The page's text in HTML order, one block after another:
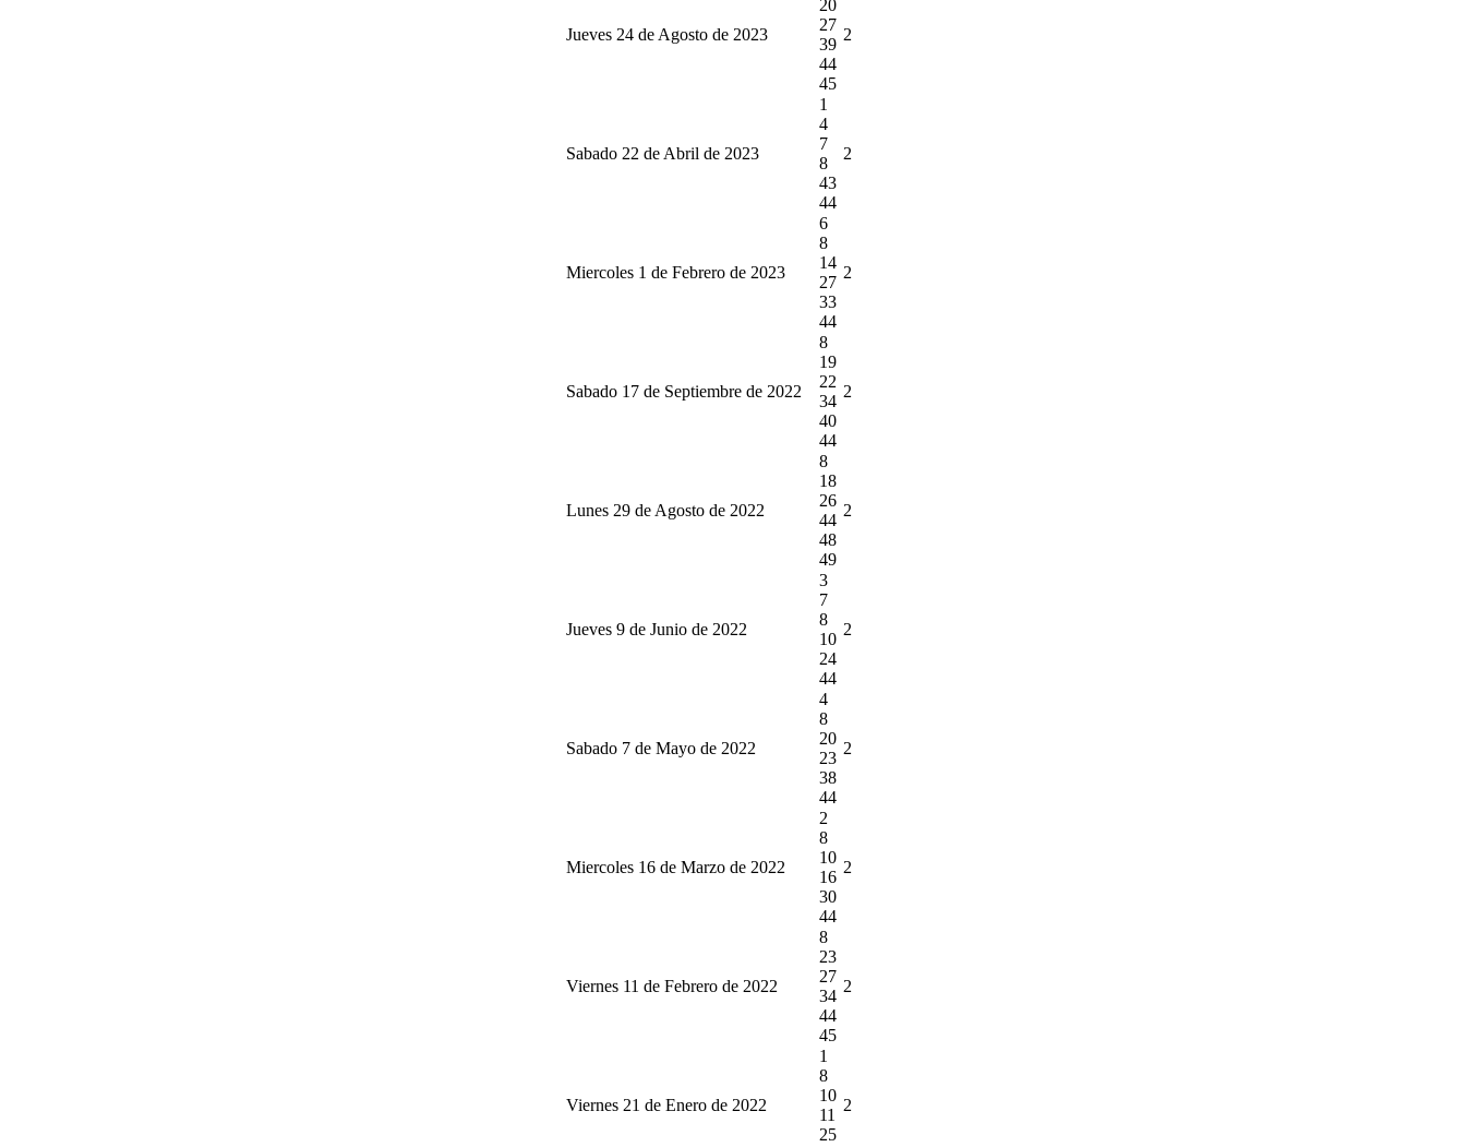
Jueves 24 de Agosto de 2023
20
27
39
44
45
2
Sabado 22 de Abril de 2023
1
4
7
8
43
44
2
Miercoles 1 de Febrero de 2023
6
8
14
27
33
44
2
Sabado 17 de Septiembre de 2022
8
19
22
34
40
44
2
Lunes 29 de Agosto de 2022
8
18
26
44
48
49
2
Jueves 9 de Junio de 2022
3
7
8
10
24
44
2
Sabado 7 de Mayo de 2022
4
8
20
23
38
44
2
Miercoles 16 de Marzo de 2022
2
8
10
16
30
44
2
Viernes 11 de Febrero de 2022
8
23
27
34
44
45
2
Viernes 21 de Enero de 2022
1
8
10
11
25
2